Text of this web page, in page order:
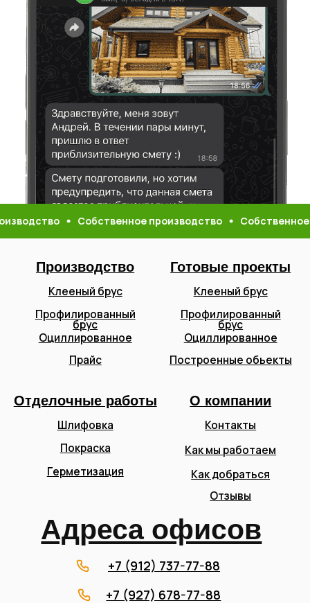
Собственное производство Собственное
Записаться на экскурсию
Мы часто приглашаем наших клиентов на
экскурсию по нашему производству, т.к наша цель
это доверие клиентов что все работы будут
премиального качества